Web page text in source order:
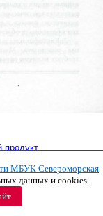
МБУК Североморская
данных и cookies.